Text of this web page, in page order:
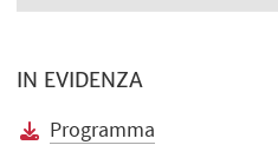
IN EVIDENZA
Programma